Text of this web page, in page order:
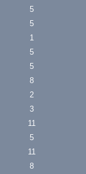
5
5
1
5
5
8
2
3
11
5
11
8